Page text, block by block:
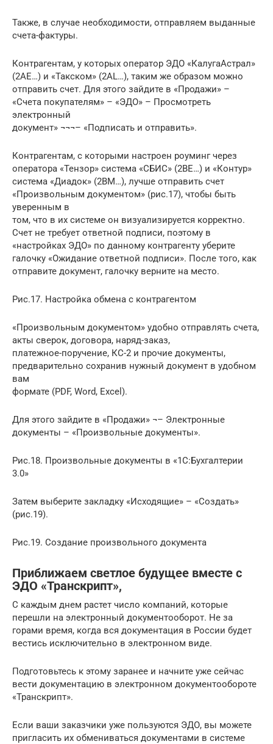
Также, в случае необходимости, отправляем выданные
счета-фактуры.
Контрагентам, у которых оператор ЭДО «КалугаАстрал»
(2AE…) и «Такском» (2AL…), таким же образом можно
отправить счет. Для этого зайдите в «Продажи» –
«Счета покупателям» – «ЭДО» – Просмотреть
электронный
документ» ¬¬¬– «Подписать и отправить».
Контрагентам, с которыми настроен роуминг через
оператора «Тензор» система «СБИС» (2BE…) и «Контур»
система «Диадок» (2BM…), лучше отправить счет
«Произвольным документом» (рис.17), чтобы быть
уверенным в
том, что в их системе он визуализируется корректно.
Счет не требует ответной подписи, поэтому в
«настройках ЭДО» по данному контрагенту уберите
галочку «Ожидание ответной подписи». После того, как
отправите документ, галочку верните на место.
Рис.17. Настройка обмена с контрагентом
«Произвольным документом» удобно отправлять счета,
акты сверок, договора, наряд-заказ,
платежное-поручение, КС-2 и прочие документы,
предварительно сохранив нужный документ в удобном
вам
формате (PDF, Word, Excel).
Для этого зайдите в «Продажи» ¬– Электронные
документы – «Произвольные документы».
Рис.18. Произвольные документы в «1С:Бухгалтерии
3.0»
Затем выберите закладку «Исходящие» – «Создать»
(рис.19).
Рис.19. Создание произвольного документа
Приближаем светлое будущее вместе с
ЭДО «Транскрипт»,
С каждым днем растет число компаний, которые
перешли на электронный документооборот. Не за
горами время, когда вся документация в России будет
вестись исключительно в электронном виде.
Подготовьтесь к этому заранее и начните уже сейчас
вести документацию в электронном документообороте
«Транскрипт».
Если ваши заказчики уже пользуются ЭДО, вы можете
пригласить их обмениваться документами в системе